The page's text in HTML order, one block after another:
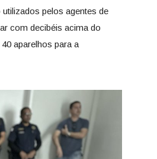
pelos agentes de
com decibéis acima do
aparelhos para a